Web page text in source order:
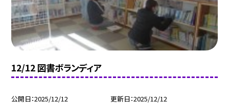
12/12 図書ボランディア
公開日 2025/12/12 更新日 2025/12/12